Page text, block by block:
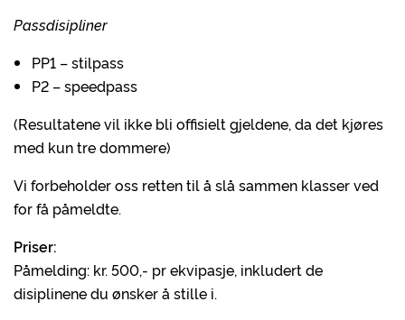
Passdisipliner
PP1 – stilpass
P2 – speedpass
(Resultatene vil ikke bli offisielt gjeldene, da det kjøres
med kun tre dommere)
Vi forbeholder oss retten til å slå sammen klasser ved
for få påmeldte.
Priser:
Påmelding: kr. 500,- pr ekvipasje, inkludert de
disiplinene du ønsker å stille i.